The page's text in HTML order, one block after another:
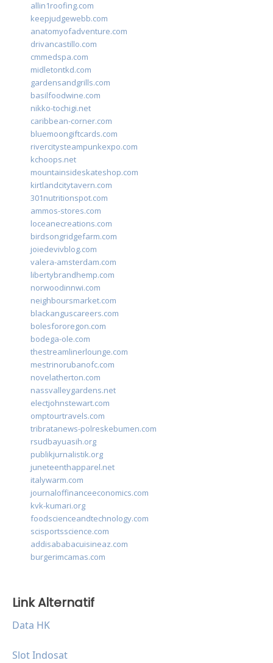
allin1roofing.com
keepjudgewebb.com
anatomyofadventure.com
drivancastillo.com
cmmedspa.com
midletontkd.com
gardensandgrills.com
basilfoodwine.com
nikko-tochigi.net
caribbean-corner.com
bluemoongiftcards.com
rivercitysteampunkexpo.com
kchoops.net
mountainsideskateshop.com
kirtlandcitytavern.com
301nutritionspot.com
ammos-stores.com
loceanecreations.com
birdsongridgefarm.com
joiedevivblog.com
valera-amsterdam.com
libertybrandhemp.com
norwoodinnwi.com
neighboursmarket.com
blackanguscareers.com
bolesfororegon.com
bodega-ole.com
thestreamlinerlounge.com
mestrinorubanofc.com
novelatherton.com
nassvalleygardens.net
electjohnstewart.com
omptourtravels.com
tribratanews-polreskebumen.com
rsudbayuasih.org
publikjurnalistik.org
juneteenthapparel.net
italywarm.com
journaloffinanceeconomics.com
kvk-kumari.org
foodscienceandtechnology.com
scisportsscience.com
addisababacuisineaz.com
burgerimcamas.com
Link Alternatif
Data HK
Slot Indosat